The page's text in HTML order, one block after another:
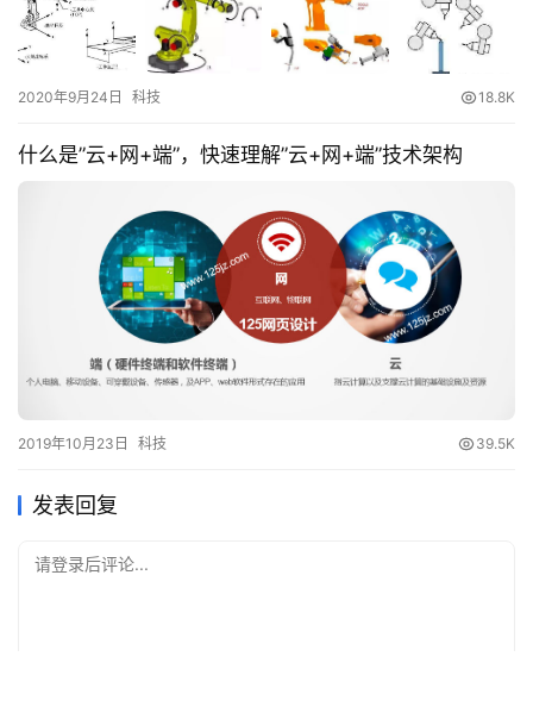
2020年9月24日 科技 18.8K
什么是”云+网+端”，快速理解”云+网+端”技术架构
2019年10月23日 科技 39.5K
发表回复
请登录后评论...